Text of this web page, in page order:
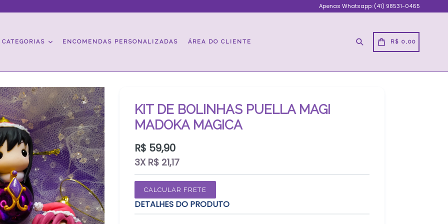
Apenas Whatsapp: (41) 98531-0465
CATEGORIAS ENCOMENDAS PERSONALIZADAS ÁREA DO CLIENTE PesquisarCARRINHO
CARRINHO
R$ 0,00
KIT DE BOLINHAS PUELLA MAGI
MADOKA MAGICA
Preço
normal
R$ 59,90
3X R$ 21,17
CALCULAR FRETE
DETALHES DO PRODUTO